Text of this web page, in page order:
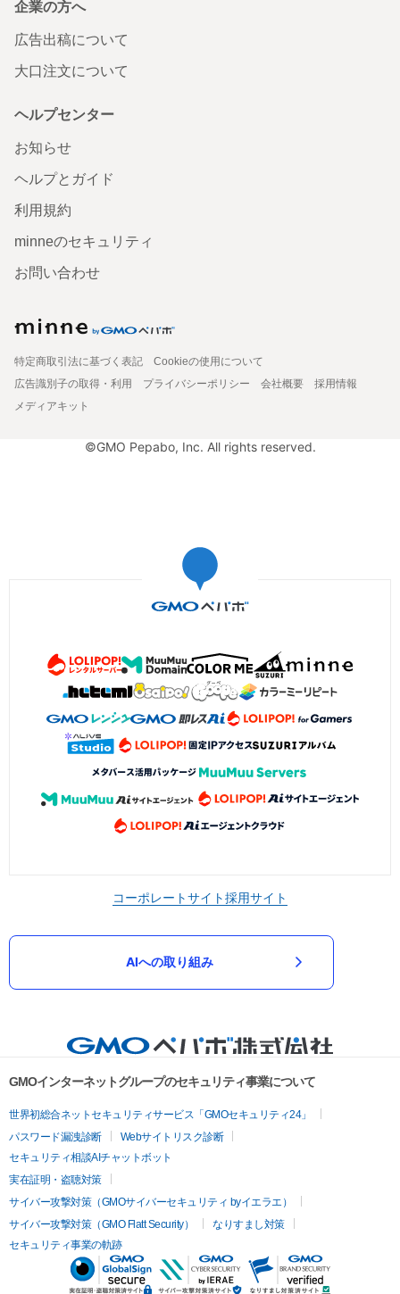
企業の方へ
広告出稿について
大口注文について
ヘルプセンター
お知らせ
ヘルプとガイド
利用規約
minneのセキュリティ
お問い合わせ
特定商取引法に基づく表記
Cookieの使用について
広告識別子の取得・利用
プライバシーポリシー 会社概要
採用情報
メディアキット
©GMO Pepabo, Inc. All rights reserved.
コーポレートサイト採用サイト
AIへの取り組み
GMOインターネットグループのセキュリティ事業について
世界初総合ネットセキュリティサービス「GMOセキュリティ24」
パスワード漏洩診断
Webサイトリスク診断
セキュリティ相談AIチャットボット
実在証明・盗聴対策
サイバー攻撃対策（GMOサイバーセキュリティ byイエラエ）
サイバー攻撃対策（GMO Flatt Security）
なりすまし対策
セキュリティ事業の軌跡